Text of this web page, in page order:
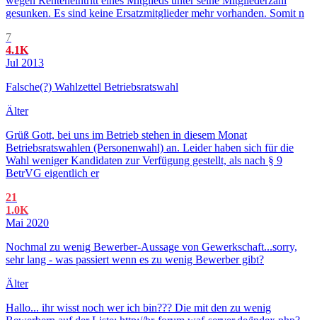
gesunken. Es sind keine Ersatzmitglieder mehr vorhanden. Somit n
7
4.1K
Jul 2013
Falsche(?) Wahlzettel Betriebsratswahl
Älter
Grüß Gott, bei uns im Betrieb stehen in diesem Monat
Betriebsratswahlen (Personenwahl) an. Leider haben sich für die
Wahl weniger Kandidaten zur Verfügung gestellt, als nach § 9
BetrVG eigentlich er
21
1.0K
Mai 2020
Nochmal zu wenig Bewerber-Aussage von Gewerkschaft...sorry,
sehr lang - was passiert wenn es zu wenig Bewerber gibt?
Älter
Hallo... ihr wisst noch wer ich bin??? Die mit den zu wenig